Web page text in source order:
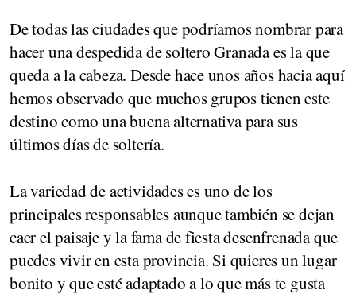
De todas las ciudades que podríamos nombrar para
hacer una despedida de soltero Granada es la que
queda a la cabeza. Desde hace unos años hacia aquí
hemos observado que muchos grupos tienen este
destino como una buena alternativa para sus
últimos días de soltería.
La variedad de actividades es uno de los
principales responsables aunque también se dejan
caer el paisaje y la fama de fiesta desenfrenada que
puedes vivir en esta provincia. Si quieres un lugar
bonito y que esté adaptado a lo que más te gusta